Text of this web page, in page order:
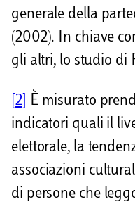
generale della
(2002). In chiave
gli altri, lo studio di
[2] È misurato
indicatori quali il
elettorale, la
associazioni
di persone che